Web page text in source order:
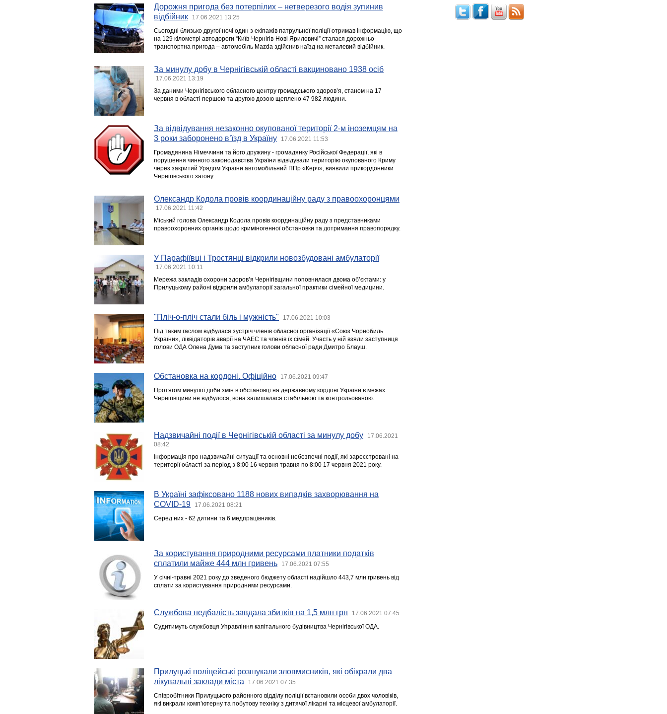
Дорожня пригода без потерпілих – нетверезого водія зупинив
відбійник
17.06.2021 13:25
Сьогодні близько другої ночі один з екіпажів патрульної поліції отримав інформацію, що
на 129 кілометрі автодороги “Київ-Чернігів-Нові Яриловичі” сталася дорожньо-
транспортна пригода – автомобіль Mazda здійснив наїзд на металевий відбійник.
За минулу добу в Чернігівській області вакциновано 1938 осіб
17.06.2021 13:19
За даними Чернігівського обласного центру громадського здоров’я, станом на 17
червня в області першою та другою дозою щеплено 47 982 людини.
За відвідування незаконно окупованої території 2-м іноземцям на
3 роки заборонено в’їзд в Україну
17.06.2021 11:53
Громадянина Німеччини та його дружину - громадянку Російської Федерації, які в
порушення чинного законодавства України відвідували територію окупованого Криму
через закритий Урядом України автомобільний ППр «Керч», виявили прикордонники
Чернігівського загону.
Олександр Кодола провів координаційну раду з правоохоронцями
17.06.2021 11:42
Міський голова Олександр Кодола провів координаційну раду з представниками
правоохоронних органів щодо криміногенної обстановки та дотримання правопорядку.
У Парафіївці і Тростянці відкрили новозбудовані амбулаторії
17.06.2021 10:11
Мережа закладів охорони здоров’я Чернігівщини поповнилася двома об’єктами: у
Прилуцькому районі відкрили амбулаторії загальної практики сімейної медицини.
"Пліч-о-пліч стали біль і мужність" 17.06.2021 10:03
Під таким гаслом відбулася зустріч членів обласної організації «Союз Чорнобиль
України», ліквідаторів аварії на ЧАЕС та членів їх сімей. Участь у ній взяли заступниця
голови ОДА Олена Дума та заступник голови обласної ради Дмитро Блауш.
Обстановка на кордоні. Офіційно 17.06.2021 09:47
Протягом минулої доби змін в обстановці на державному кордоні України в межах
Чернігівщини не відбулося, вона залишалася стабільною та контрольованою.
Надзвичайні події в Чернігівській області за минулу добу
17.06.2021
08:42
Інформація про надзвичайні ситуації та основні небезпечні події, які зареєстровані на
території області за період з 8:00 16 червня травня по 8:00 17 червня 2021 року.
В Україні зафіксовано 1188 нових випадків захворювання на
COVID-19
17.06.2021 08:21
Серед них - 62 дитини та 6 медпрацівників.
За користування природними ресурсами платники податків
сплатили майже 444 млн гривень
17.06.2021 07:55
У січні-травні 2021 року до зведеного бюджету області надійшло 443,7 млн гривень від
сплати за користування природними ресурсами.
Службова недбалість завдала збитків на 1,5 млн грн 17.06.2021 07:45
Судитимуть службовця Управління капітального будівництва Чернігівської ОДА.
Прилуцькі поліцейські розшукали зловмисників, які обікрали два
лікувальні заклади міста
17.06.2021 07:35
Співробітники Прилуцького районного відділу поліції встановили особи двох чоловіків,
які викрали комп’ютерну та побутову техніку з дитячої лікарні та місцевої амбулаторії.